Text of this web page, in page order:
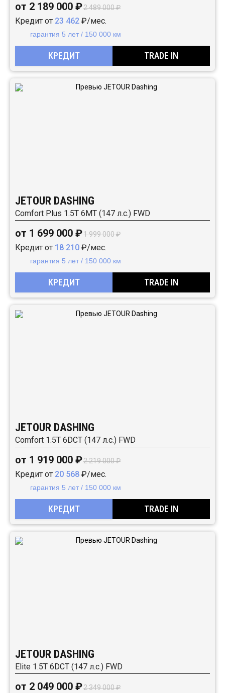
от 2 189 000 ₽2 489 000 ₽
Кредит от 23 462 ₽/мес.
гарантия 5 лет / 150 000 км
КРЕДИТ TRADE IN
JETOUR DASHING
Comfort Plus 1.5T 6МТ (147 л.с.) FWD
от 1 699 000 ₽1 999 000 ₽
Кредит от 18 210 ₽/мес.
гарантия 5 лет / 150 000 км
КРЕДИТ TRADE IN
JETOUR DASHING
Comfort 1.5T 6DCT (147 л.с.) FWD
от 1 919 000 ₽2 219 000 ₽
Кредит от 20 568 ₽/мес.
гарантия 5 лет / 150 000 км
КРЕДИТ TRADE IN
JETOUR DASHING
Elite 1.5T 6DCT (147 л.с.) FWD
от 2 049 000 ₽2 349 000 ₽